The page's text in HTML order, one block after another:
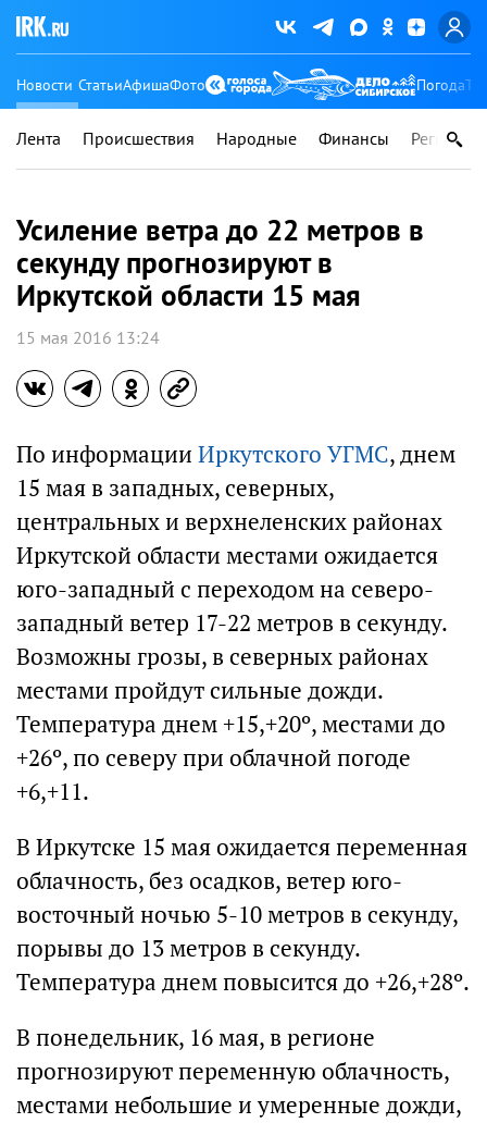
Новости СтатьиАфишаФото Погода
Лента Происшествия Народные Финансы Регионы
Усиление ветра до 22 метров в
секунду прогнозируют в
Иркутской области 15 мая
15 мая 2016 13:24
По информации Иркутского УГМС, днем
15 мая в западных, северных,
центральных и верхнеленских районах
Иркутской области местами ожидается
юго-западный с переходом на северо-
западный ветер 17-22 метров в секунду.
Возможны грозы, в северных районах
местами пройдут сильные дожди.
Температура днем +15,+20º, местами до
+26º, по северу при облачной погоде
+6,+11.
В Иркутске 15 мая ожидается переменная
облачность, без осадков, ветер юго-
восточный ночью 5-10 метров в секунду,
порывы до 13 метров в секунду.
Температура днем повысится до +26,+28º.
В понедельник, 16 мая, в регионе
прогнозируют переменную облачность,
местами небольшие и умеренные дожди,